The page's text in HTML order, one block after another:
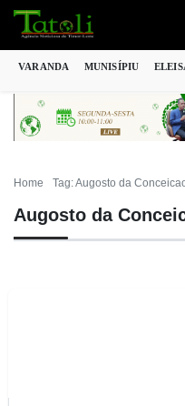
VARANDA MUNISÍPIU
Home Tag: Augosto da
Augosto da